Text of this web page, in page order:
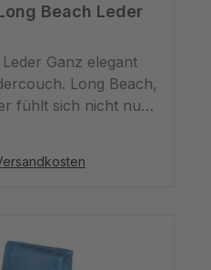
Beach Leder
Ganz elegant
Long Beach,
fühlt sich nicht nur
an, sondern
auch gleichzeitig
seiner oppulenten
Dem gemütlichen
draußen